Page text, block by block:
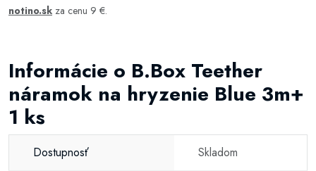
notino.sk za cenu 9 €.
Informácie o B.Box Teether
náramok na hryzenie Blue 3m+
1 ks
Dostupnosť Skladom